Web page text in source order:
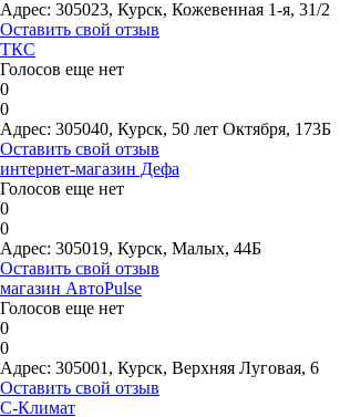
Адрес: 305023, Курск, Кожевенная 1-я, 31/2
Оставить свой отзыв
ТКС
Голосов еще нет
0
0
Адрес: 305040, Курск, 50 лет Октября, 173Б
Оставить свой отзыв
интернет-магазин Дефа
Голосов еще нет
0
0
Адрес: 305019, Курск, Малых, 44Б
Оставить свой отзыв
магазин АвтоPulse
Голосов еще нет
0
0
Адрес: 305001, Курск, Верхняя Луговая, 6
Оставить свой отзыв
С-Климат